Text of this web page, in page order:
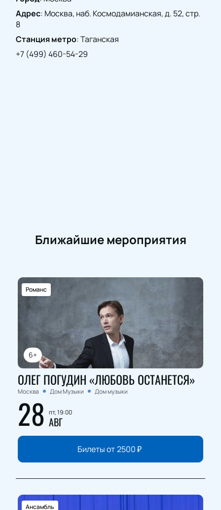
Адрес: Москва, наб. Космодамианская, д. 52, стр.
8
Станция метро:Таганская
+7 (499) 460-54-29
Ближайшие мероприятия
6+
Романс
ОЛЕГ ПОГУДИН «ЛЮБОВЬ ОСТАНЕТСЯ»
Москва Дом Музыки Дом музыки
28 пт, 19:00
АВГ
Билеты от2500₽
Ансамбль